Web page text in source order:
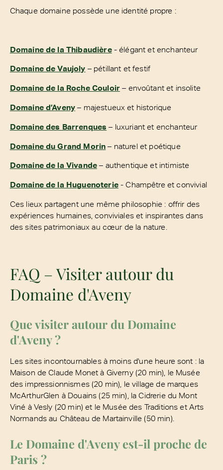
Chaque domaine possède une identité propre :
Domaine de la Thibaudière- élégant et enchanteur
Domaine de Vaujoly – pétillant et festif
Domaine de la Roche Couloir – envoûtant et insolite
Domaine d’Aveny – majestueux et historique
Domaine des Barrenques – luxuriant et enchanteur
Domaine du Grand Morin – naturel et poétique
Domaine de la Vivande – authentique et intimiste
Domaine de la Huguenoterie- Champêtre et convivial
Ces lieux partagent une même philosophie : offrir des
expériences humaines, conviviales et inspirantes dans
des sites patrimoniaux au cœur de la nature.
FAQ – Visiter autour du
Domaine d'Aveny
Que visiter autour du Domaine
d'Aveny ?
Les sites incontournables à moins d'une heure sont : la
Maison de Claude Monet à Giverny (20 min), le Musée
des impressionnismes (20 min), le village de marques
McArthurGlen à Douains (25 min), la Cidrerie du Mont
Viné à Vesly (20 min) et le Musée des Traditions et Arts
Normands au Château de Martainville (50 min).
Le Domaine d'Aveny est-il proche de
Paris ?